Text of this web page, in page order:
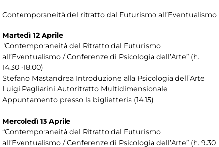
Contemporaneità del ritratto dal Futurismo all’Eventualismo
Martedì 12 Aprile
"Contemporaneità del Ritratto dal Futurismo
all’Eventualismo / Conferenze di Psicologia dell’Arte” (h.
14.30 -18.00)
Stefano Mastandrea Introduzione alla Psicologia dell’Arte
Luigi Pagliarini Autoritratto Multidimensionale
Appuntamento presso la biglietteria (14.15)
Mercoledì 13 Aprile
“Contemporaneità del Ritratto dal Futurismo
all’Eventualismo / Cenferenze di Psicologia dell’Arte” (h. 9.30